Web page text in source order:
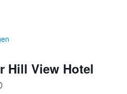
Hill View Hotel